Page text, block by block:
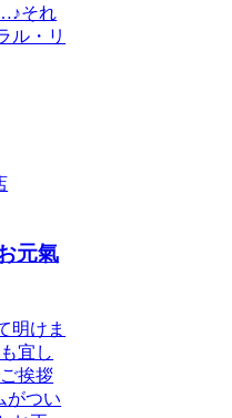
それ
ル・リ
元氣
明けま
宜し
挨拶
がつい